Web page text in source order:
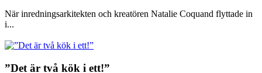
När inredningsarkitekten och kreatören Natalie Coquand flyttade in
i...
”Det är två kök i ett!”